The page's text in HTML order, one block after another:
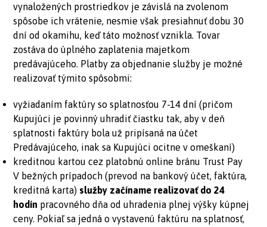
vynaložených prostriedkov je závislá na zvolenom
spôsobe ich vrátenie, nesmie však presiahnuť dobu 30
dní od okamihu, keď táto možnosť vznikla. Tovar
zostáva do úplného zaplatenia majetkom
predávajúceho. Platby za objednanie služby je možné
realizovať týmito spôsobmi:
vyžiadaním faktúry so splatnosťou 7-14 dní (pričom
Kupujúci je povinný uhradiť čiastku tak, aby v deň
splatnosti faktúry bola už pripísaná na účet
Predávajúceho, inak sa Kupujúci ocitne v omeškaní)
kreditnou kartou cez platobnú online bránu Trust Pay
V bežných prípadoch (prevod na bankový účet, faktúra,
kreditná karta) služby začíname realizovať do 24
hodín pracovného dňa od uhradenia plnej výšky kúpnej
ceny. Pokiaľ sa jedná o vystavenú faktúru na splatnosť,